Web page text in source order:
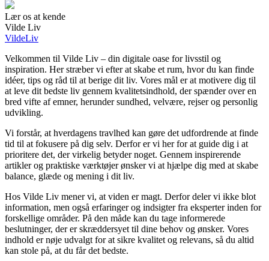
Lær os at kende
Vilde Liv
VildeLiv
Velkommen til Vilde Liv – din digitale oase for livsstil og
inspiration. Her stræber vi efter at skabe et rum, hvor du kan finde
idéer, tips og råd til at berige dit liv. Vores mål er at motivere dig til
at leve dit bedste liv gennem kvalitetsindhold, der spænder over en
bred vifte af emner, herunder sundhed, velvære, rejser og personlig
udvikling.
Vi forstår, at hverdagens travlhed kan gøre det udfordrende at finde
tid til at fokusere på dig selv. Derfor er vi her for at guide dig i at
prioritere det, der virkelig betyder noget. Gennem inspirerende
artikler og praktiske værktøjer ønsker vi at hjælpe dig med at skabe
balance, glæde og mening i dit liv.
Hos Vilde Liv mener vi, at viden er magt. Derfor deler vi ikke blot
information, men også erfaringer og indsigter fra eksperter inden for
forskellige områder. På den måde kan du tage informerede
beslutninger, der er skræddersyet til dine behov og ønsker. Vores
indhold er nøje udvalgt for at sikre kvalitet og relevans, så du altid
kan stole på, at du får det bedste.